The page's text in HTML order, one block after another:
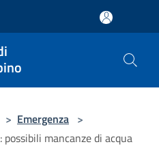
> Emergenza >
mancanze di acqua